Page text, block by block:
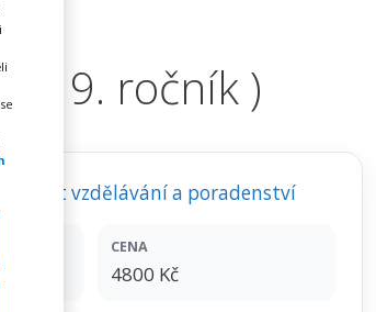
– 9. ročník )
Institut vzdělávání a poradenství
CENA
4800 Kč